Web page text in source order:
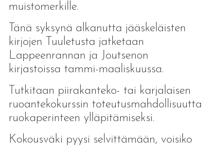
muistomerkille.
Tänä syksynä alkanutta jääskeläisten
kirjojen Tuuletusta jatketaan
Lappeenrannan ja Joutsenon
kirjastoissa tammi-maaliskuussa.
Tutkitaan piirakanteko- tai karjalaisen
ruoantekokurssin toteutusmahdollisuutta
ruokaperinteen ylläpitämiseksi.
Kokousväki pyysi selvittämään, voisiko